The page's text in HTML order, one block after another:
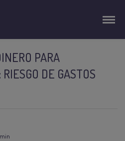
PARA
DE GASTOS